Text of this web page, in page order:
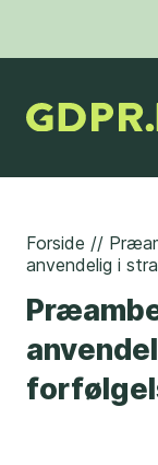
Forside //
anvendelig i